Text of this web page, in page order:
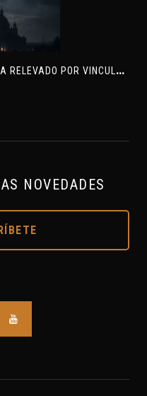
E
L CASO ROSSETTI: EL EXORCISTA RELEVADO POR VINCULAR OVNIS Y DEMONIOS
NOVEDADES